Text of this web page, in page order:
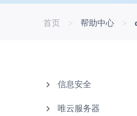
首页 > 帮助中心 >
信息安全
备案中心
唯云服务器